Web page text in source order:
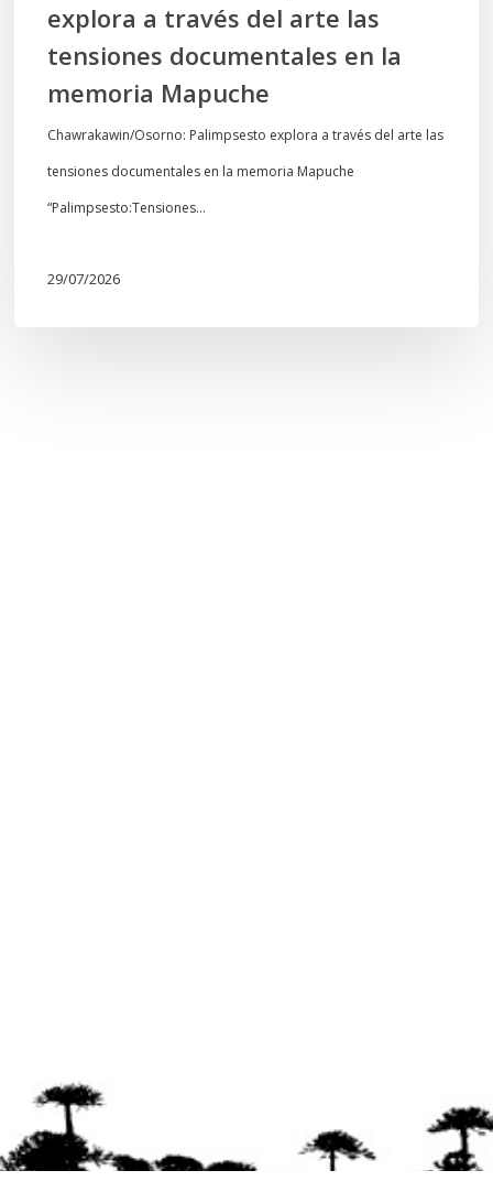
memoria
Mapuche
explora a través del arte las
tensiones documentales en la
memoria Mapuche
Chawrakawin/Osorno: Palimpsesto explora a través del arte las
tensiones documentales en la memoria Mapuche
“Palimpsesto:Tensiones…
29/07/2026